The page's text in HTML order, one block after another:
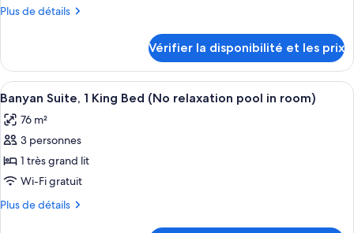
room)
pool
chambre :
Deluxe
Room,
1
King
Bed
Plus de détails
Plus
le
type
de
chambre
Banyan
Pool
Room,
Bed
Vérifier la disponibilité et les prix
Afficher
toutes
les
photos
pour
ce
type
Une chambre d’hôtel avec un
4
Banyan Suite, 1 King Bed (No relaxation pool in room)
76 m²
3 personnes
1 très grand lit
Wi-Fi gratuit
Plus de détails
Plus